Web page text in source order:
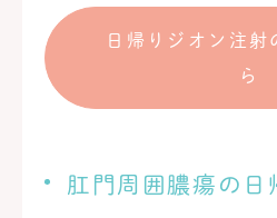
日帰りジオン注射
ら
肛門周囲膿瘍の日